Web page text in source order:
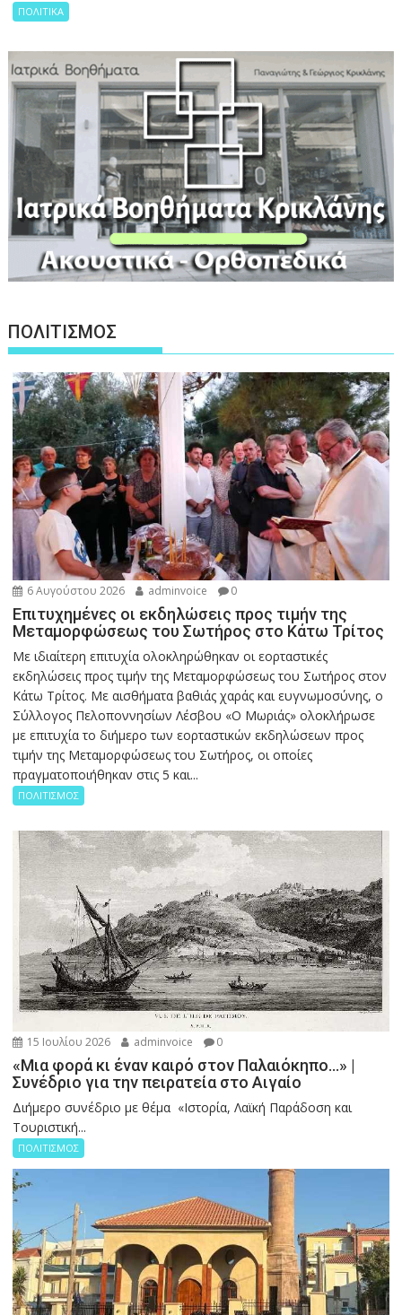
ΠΟΛΙΤΙΚΑ
ΠΟΛΙΤΙΣΜΟΣ
6 Αυγούστου 2026 adminvoice 0
Επιτυχημένες οι εκδηλώσεις προς τιμήν της
Μεταμορφώσεως του Σωτήρος στο Κάτω Τρίτος
Με ιδιαίτερη επιτυχία ολοκληρώθηκαν οι εορταστικές
εκδηλώσεις προς τιμήν της Μεταμορφώσεως του Σωτήρος στον
Κάτω Τρίτος. Με αισθήματα βαθιάς χαράς και ευγνωμοσύνης, ο
Σύλλογος Πελοποννησίων Λέσβου «Ο Μωριάς» ολοκλήρωσε
με επιτυχία το διήμερο των εορταστικών εκδηλώσεων προς
τιμήν της Μεταμορφώσεως του Σωτήρος, οι οποίες
πραγματοποιήθηκαν στις 5 και...
ΠΟΛΙΤΙΣΜΟΣ
15 Ιουλίου 2026 adminvoice 0
«Μια φορά κι έναν καιρό στον Παλαιόκηπο…» |
Συνέδριο για την πειρατεία στο Αιγαίο
Διήμερο συνέδριο με θέμα «Ιστορία, Λαϊκή Παράδοση και
Τουριστική...
ΠΟΛΙΤΙΣΜΟΣ